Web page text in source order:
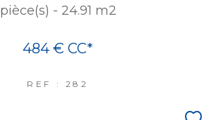
pièce(s) - 24.91 m2
484 € CC*
REF : 282